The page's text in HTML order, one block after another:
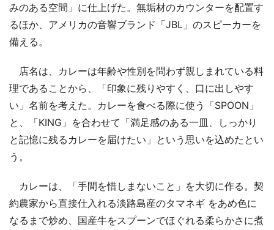
みのある空間」に仕上げた。無垢材のカウンターを配置す
るほか、アメリカの音響ブランド「JBL」のスピーカーを
備える。
店名は、カレーは年齢や性別を問わず親しまれている料
理であることから、「印象に残りやすく、口に出しやす
い」名前を考えた。カレーを食べる際に使う「SPOON」
と、「KING」を合わせて「満足感のある一皿、しっかり
と記憶に残るカレーを届けたい」という思いを込めたとい
う。
カレーは、「手間を惜しまないこと」を大切に作る。契
約農家から直接仕入れる淡路島産のタマネギ をあめ色に
なるまで炒め、国産牛をスプーンでほぐれる柔らかさに煮